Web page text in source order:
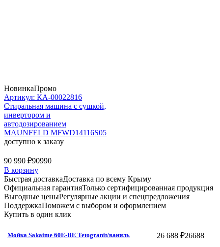
НовинкаПромо
Артикул: КА-00022816
Стиральная машина c сушкой,
инвертором и
автодозированием
MAUNFELD MFWD14116S05
доступно к заказу
90 990 ₽90990
В корзину
Быстрая доставкаДоставка по всему Крыму
Официальная гарантияТолько сертифицированная продукция
Выгодные ценыРегулярные акции и спецпредложения
ПоддержкаПоможем с выбором и оформлением
Купить в один клик
Мойка Sakaime 60E-BE Tetogranit/ваниль 26 688 ₽26688